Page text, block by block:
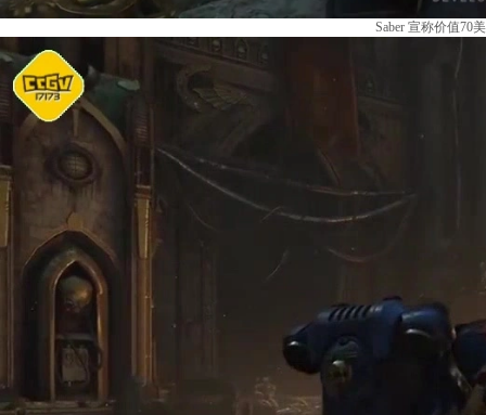
Saber 宣称价值70